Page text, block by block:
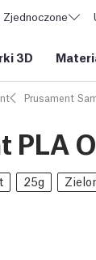
3D
Prusament
PLA
25g